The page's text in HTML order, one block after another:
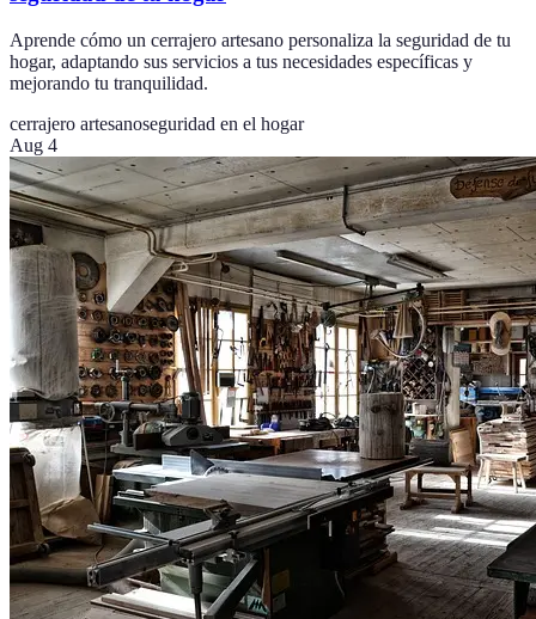
Aprende cómo un cerrajero artesano personaliza la seguridad de tu
hogar, adaptando sus servicios a tus necesidades específicas y
mejorando tu tranquilidad.
cerrajero artesanoseguridad en el hogar
Aug 4